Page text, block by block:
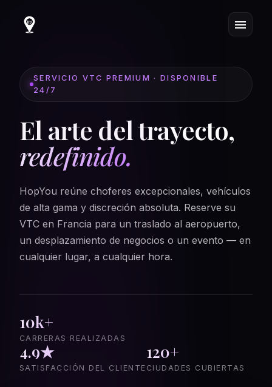
SERVICIO VTC PREMIUM · DISPONIBLE
24/7
El arte del trayecto,
redefinido.
HopYou reúne choferes excepcionales, vehículos
de alta gama y discreción absoluta. Reserve su
VTC en Francia para un traslado al aeropuerto,
un desplazamiento de negocios o un evento — en
cualquier lugar, a cualquier hora.
10k+
CARRERAS REALIZADAS
4.9★
SATISFACCIÓN DEL CLIENTE
120+
CIUDADES CUBIERTAS